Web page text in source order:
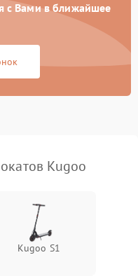
с Вами в ближайшее
Kugoo
Kugoo S1